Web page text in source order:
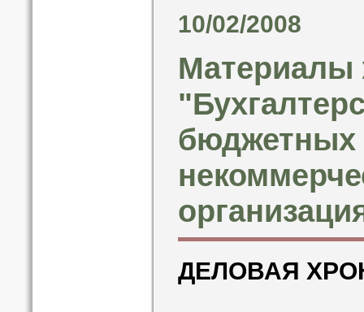
10/02/2008
Материалы
бюджетных
ДЕЛОВАЯ